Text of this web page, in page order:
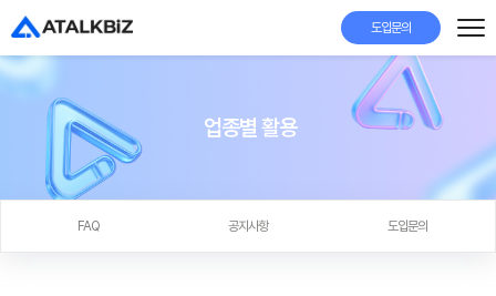
도입문의
업종별 활용
FAQ 공지사항 도입문의